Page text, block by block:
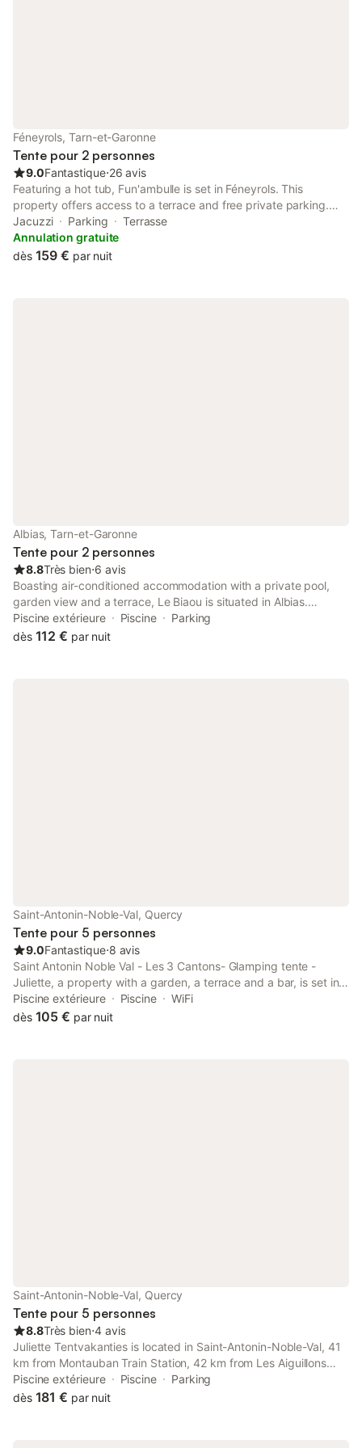
Féneyrols, Tarn-et-Garonne
Tente pour 2 personnes
9.0Fantastique⋅26 avis
Featuring a hot tub, Fun'ambulle is set in Féneyrols. This
property offers access to a terrace and free private parking.
The property is non-smoking and is located 41 km from
Toulouse-Lautrec Museum.
Jacuzzi Parking
Terrasse
Annulation gratuite
dès 159 € par nuit
Albias, Tarn-et-Garonne
Tente pour 2 personnes
8.8Très bien⋅6 avis
Boasting air-conditioned accommodation with a private pool,
garden view and a terrace, Le Biaou is situated in Albias.
Located 14 km from Montauban Train Station, the property
features a garden and free private parking.
Piscine extérieure Piscine
Parking
dès 112 € par nuit
Saint-Antonin-Noble-Val, Quercy
Tente pour 5 personnes
9.0Fantastique⋅8 avis
Saint Antonin Noble Val - Les 3 Cantons- Glamping tente -
Juliette, a property with a garden, a terrace and a bar, is set in
Lavaurette, 34 km from Najac Castle, 41 km from Montauban
Train Station, as well as 42 km from Les Aiguillons Golf Course.
Piscine extérieure Piscine
WiFi
dès 105 € par nuit
Saint-Antonin-Noble-Val, Quercy
Tente pour 5 personnes
8.8Très bien⋅4 avis
Juliette Tentvakanties is located in Saint-Antonin-Noble-Val, 41
km from Montauban Train Station, 42 km from Les Aiguillons
Golf Course, and 43 km from Roucous Golf Course. There is an
in-house restaurant and free private parking.
Piscine extérieure Piscine
Parking
dès 181 € par nuit